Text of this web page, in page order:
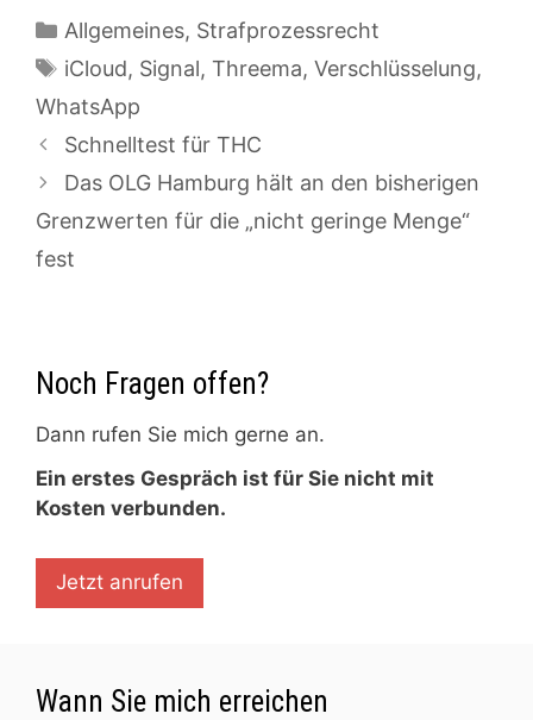
Kategorien
Allgemeines, Strafprozessrecht
Schlagwörter
iCloud, Signal, Threema, Verschlüsselung,
WhatsApp
Schnelltest für THC
Das OLG Hamburg hält an den bisherigen
Grenzwerten für die „nicht geringe Menge“
fest
Noch Fragen offen?
Dann rufen Sie mich gerne an.
Ein erstes Gespräch ist für Sie nicht mit
Kosten verbunden.
Jetzt anrufen
Wann Sie mich erreichen